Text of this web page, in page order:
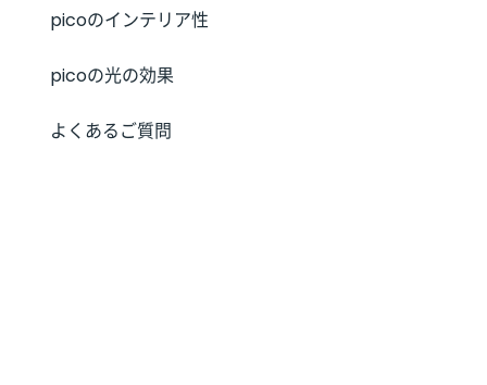
picoのインテリア性
picoの光の効果
よくあるご質問